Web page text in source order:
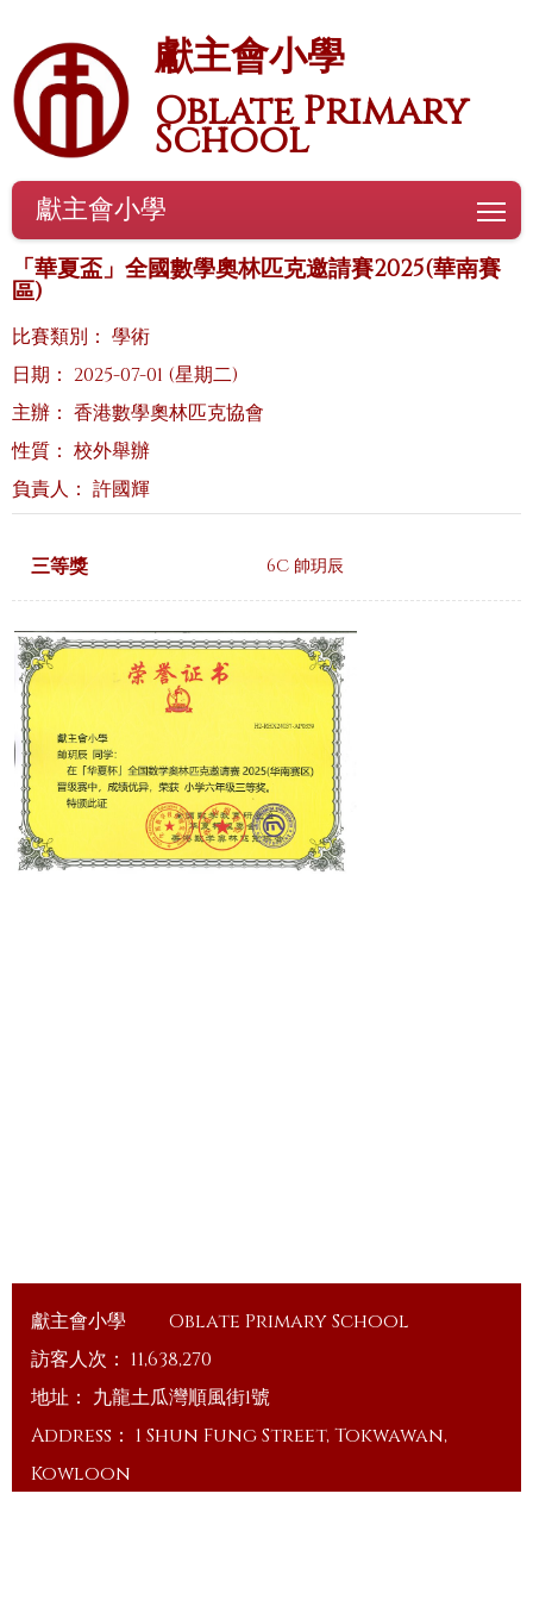
獻主會小學
Oblate Primary
School
獻主會小學
「華夏盃」全國數學奧林匹克邀請賽2025(華南賽
區)
比賽類別： 學術
日期： 2025-07-01 (星期二)
主辦： 香港數學奧林匹克協會
性質： 校外舉辦
負責人： 許國輝
三等獎 6C 帥玥辰
獻主會小學
Oblate Primary School
訪客人次： 11,638,270
地址： 九龍土瓜灣順風街1號
Address： 1 Shun Fung Street, Tokwawan,
Kowloon